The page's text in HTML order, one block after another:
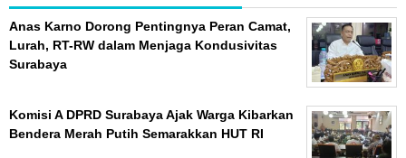
Anas Karno Dorong Pentingnya Peran Camat,
Lurah, RT-RW dalam Menjaga Kondusivitas
Surabaya
Komisi A DPRD Surabaya Ajak Warga Kibarkan
Bendera Merah Putih Semarakkan HUT RI